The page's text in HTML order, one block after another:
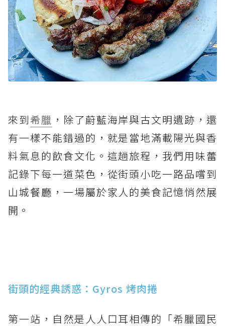
來到希臘 ，除了蔚藍海岸與古文明遺跡，還
有一樣不能錯過的，就是當地滿載陽光與香
料氣息的飲食文化。這趟旅程，我們用味蕾
記錄下每一道菜色，從街頭小吃一路品嚐到
山城餐廳，一場屬於家人的美食記憶悄然展
開。
街頭的經典誘惑：Gyros 烤肉捲
第一站，自然是人人口耳相傳的「希臘國民